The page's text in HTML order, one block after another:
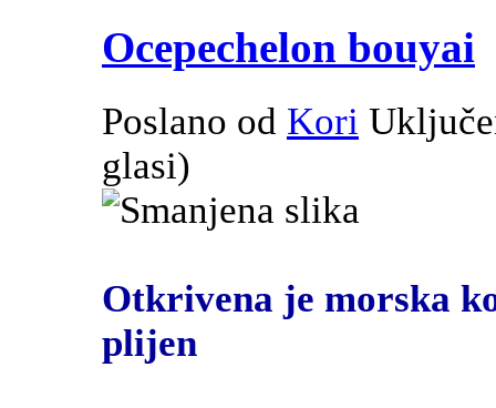
Ocepechelon bouyai
Poslano od Kori
glasi)
Otkrivena je morska
plijen